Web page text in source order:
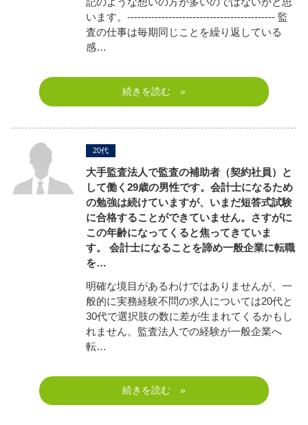
記のような想いの方が多いのではないかと思
います。------------------------------------------- 監
査の仕事は毎期同じことを繰り返している
感…
続きを読む »
20代
大手監査法人で監査の補助者（契約社員）と
して働く29歳の男性です。会計士になるため
の勉強は続けていますが、いまだ短答式試験
に合格することができていません。さすがに
この年齢になってくると焦ってきていま
す。 会計士になることを諦め一般企業に転職
を…
明確な境目があるわけではありませんが、一
般的に実務経験不問の求人については20代と
30代で選択肢の数に差が生まれてくるかもし
れません。監査法人での経験が一般企業へ
転…
続きを読む »